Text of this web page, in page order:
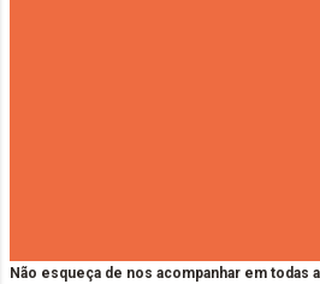
Não esqueça de nos acompanhar em todas